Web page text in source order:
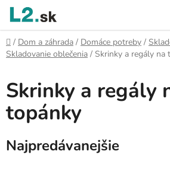
Prejsť
obsah
Domov
/ Dom a záhrada / Domáce potreby /
Skladovanie oblečenia / Skrinky a regály na
Skrinky a regály
topánky
Najpredávanejšie